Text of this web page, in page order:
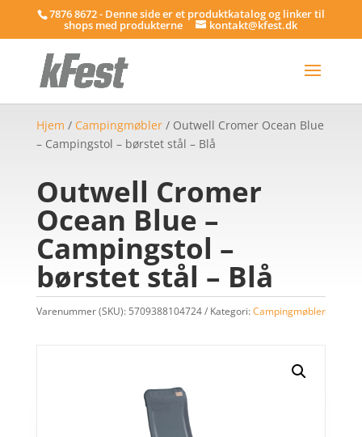
7876 8672 - Denne side er et produktkatalog og linker til
shops med produkterne kontakt@kfest.dk
Hjem / Campingmøbler/ Outwell Cromer Ocean Blue
– Campingstol – børstet stål – Blå
Outwell Cromer
Ocean Blue –
Campingstol –
børstet stål – Blå
Varenummer (SKU): 5709388104724 Kategori:Campingmøbler